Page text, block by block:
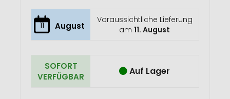
11 August
Voraussichtliche Lieferung
am11. August
SOFORT
VERFÜGBAR
Auf Lager